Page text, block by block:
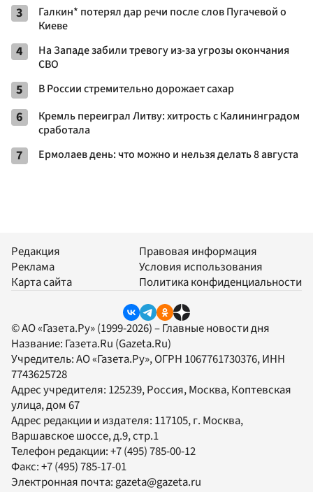
3
Галкин* потерял дар речи после слов Пугачевой о
Киеве
4
На Западе забили тревогу из-за угрозы окончания
СВО
5 В России стремительно дорожает сахар
6
Кремль переиграл Литву: хитрость с Калининградом
сработала
7 Ермолаев день: что можно и нельзя делать 8 августа
Редакция
Реклама
Карта сайта
Правовая информация
Условия использования
Политика конфиденциальности
© АО «Газета.Ру» (1999-2026) – Главные новости дня
Название: Газета.Ru (Gazeta.Ru)
Учредитель:АО «Газета.Ру», ОГРН 1067761730376, ИНН
7743625728
Адрес учредителя: 125239, Россия, Москва, Коптевская
улица, дом 67
Адрес редакции и издателя: 117105, г. Москва,
Варшавское шоссе, д.9, стр.1
Телефон редакции:+7 (495) 785-00-12
Факс:+7 (495) 785-17-01
Электронная почта:gazeta@gazeta.ru